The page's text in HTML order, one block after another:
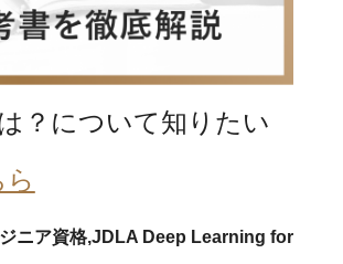
？について知りたい
ら
ニア資格,JDLA Deep Learning for